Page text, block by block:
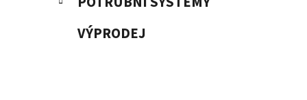
VÝPRODEJ